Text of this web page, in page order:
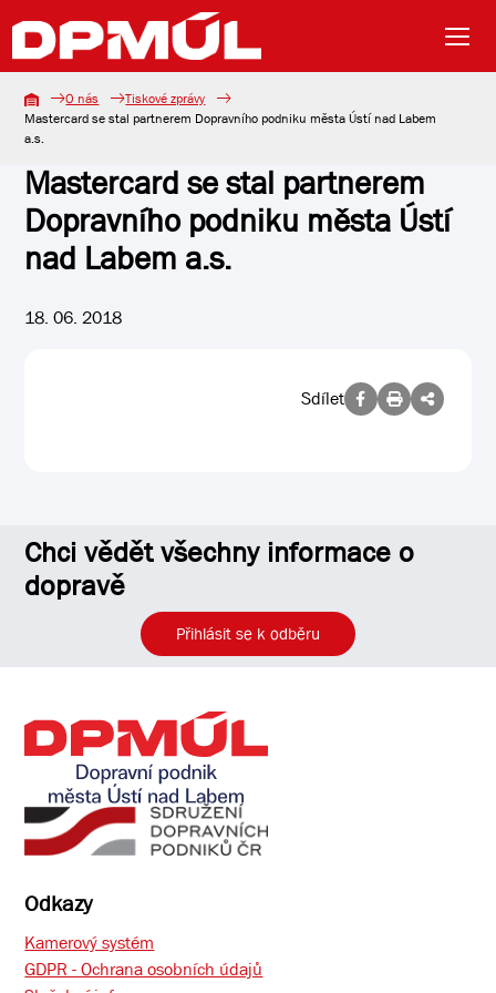
O nás
Tiskové zprávy
Mastercard se stal partnerem Dopravního podniku města Ústí nad Labem
a.s.
Mastercard se stal partnerem
Dopravního podniku města Ústí
nad Labem a.s.
18. 06. 2018
Sdílet
Chci vědět všechny informace o
dopravě
Přihlásit se k odběru
Odkazy
Kamerový systém
GDPR - Ochrana osobních údajů